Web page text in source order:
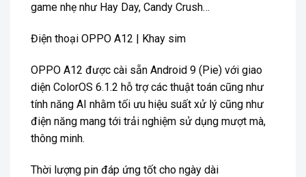
game nhẹ như Hay Day, Candy Crush…
Điện thoại OPPO A12 | Khay sim
OPPO A12 được cài sẵn Android 9 (Pie) với giao
diện ColorOS 6.1.2 hỗ trợ các thuật toán cũng như
tính năng AI nhằm tối ưu hiệu suất xử lý cũng như
điện năng mang tới trải nghiệm sử dụng mượt mà,
thông minh.
Thời lượng pin đáp ứng tốt cho ngày dài